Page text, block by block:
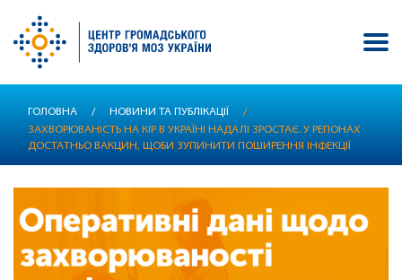
ГОЛОВНА / НОВИНИ ТА ПУБЛІКАЦІЇ
/
ЗАХВОРЮВАНІСТЬ НА КІР В УКРАЇНІ НАДАЛІ ЗРОСТАЄ. У РЕГІОНАХ
ДОСТАТНЬО ВАКЦИН, ЩОБИ ЗУПИНИТИ ПОШИРЕННЯ ІНФЕКЦІЇ